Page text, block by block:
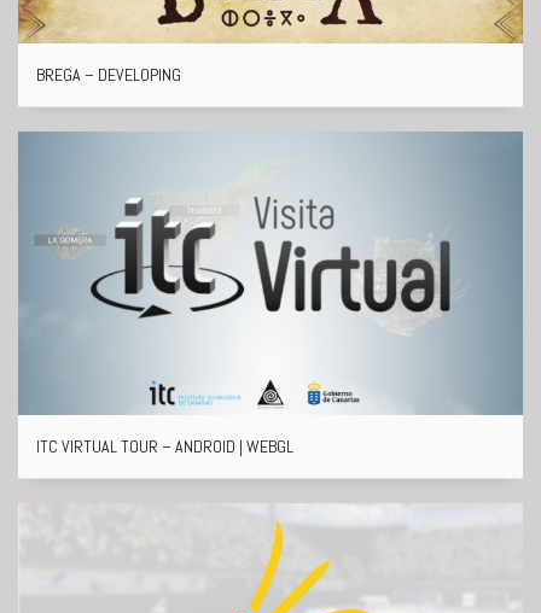
BREGA – DEVELOPING
ITC VIRTUAL TOUR – ANDROID | WEBGL